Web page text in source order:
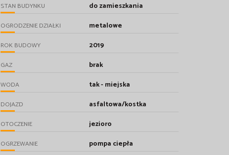
STAN BUDYNKU do zamieszkania
OGRODZENIE DZIAŁKI metalowe
ROK BUDOWY 2019
GAZ brak
WODA tak - miejska
DOJAZD asfaltowa/kostka
OTOCZENIE jezioro
OGRZEWANIE pompa ciepła